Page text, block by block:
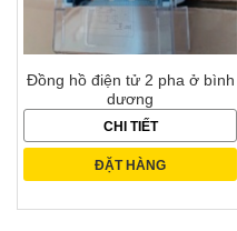
Đồng hồ điện tử 2 pha ở bình
dương
CHI TIẾT
ĐẶT HÀNG